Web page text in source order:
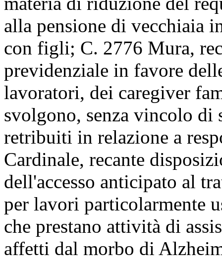
alla pensione di vecchiaia
con figli; C. 2776 Mura,
previdenziale in favore
lavoratori, dei caregiver
svolgono, senza vincolo
retribuiti in relazione a
Cardinale, recante
dell'accesso anticipato al
per lavori particolarmente
che prestano attività di
affetti dal morbo di